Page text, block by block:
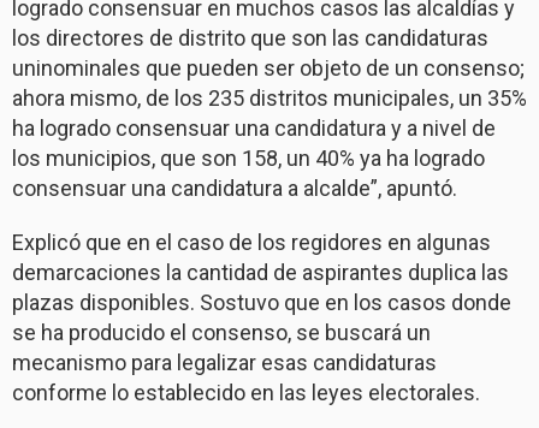
logrado consensuar en muchos casos las alcaldías y
los directores de distrito que son las candidaturas
uninominales que pueden ser objeto de un consenso;
ahora mismo, de los 235 distritos municipales, un 35%
ha logrado consensuar una candidatura y a nivel de
los municipios, que son 158, un 40% ya ha logrado
consensuar una candidatura a alcalde”, apuntó.
Explicó que en el caso de los regidores en algunas
demarcaciones la cantidad de aspirantes duplica las
plazas disponibles. Sostuvo que en los casos donde
se ha producido el consenso, se buscará un
mecanismo para legalizar esas candidaturas
conforme lo establecido en las leyes electorales.